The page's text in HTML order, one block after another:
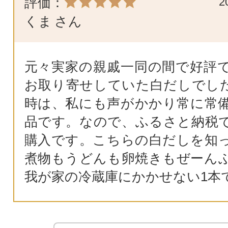
くま さん
元々実家の親戚一同の間で好評
お取り寄せしていた白だしでし
時は、私にも声がかかり常に常
品です。なので、ふるさと納税
購入です。こちらの白だしを知
煮物もうどんも卵焼きもぜーん
我が家の冷蔵庫にかかせない1本